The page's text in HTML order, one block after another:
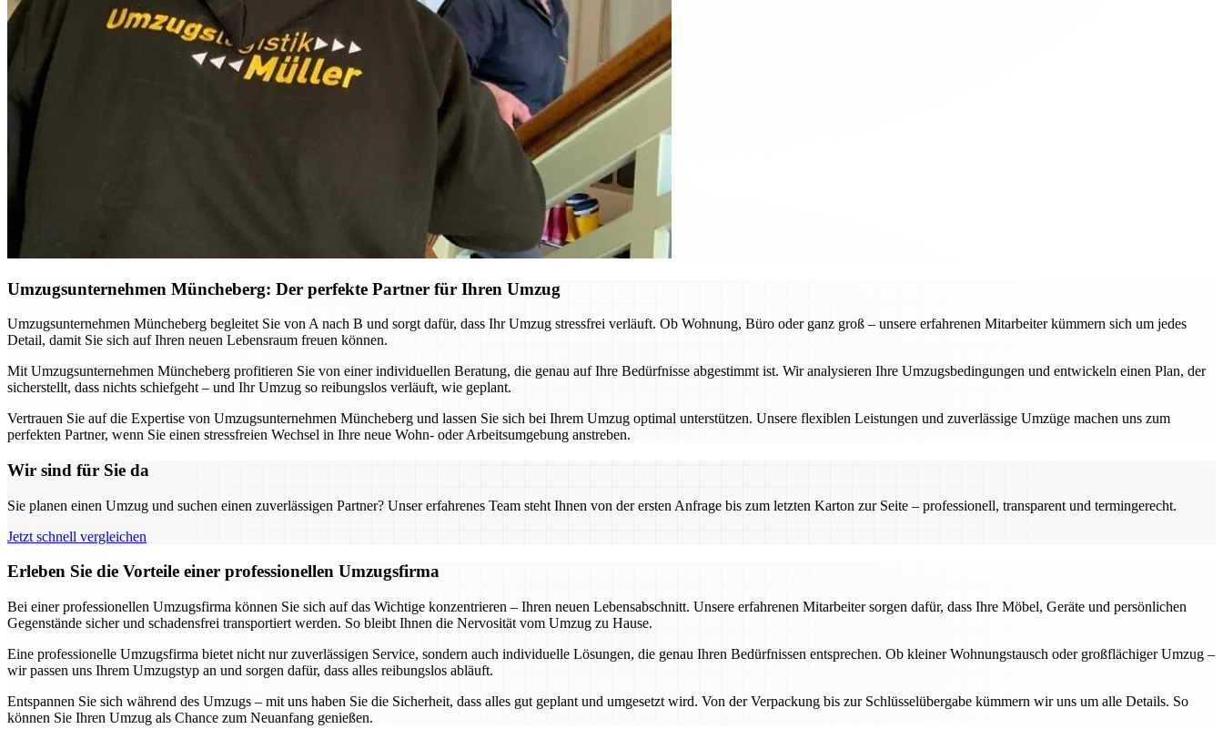
Umzugsunternehmen Müncheberg: Der perfekte Partner für Ihren Umzug
Umzugsunternehmen Müncheberg begleitet Sie von A nach B und sorgt dafür, dass Ihr Umzug stressfrei verläuft. Ob Wohnung, Büro oder ganz groß – unsere erfahrenen Mitarbeiter kümmern sich um jedes
Detail, damit Sie sich auf Ihren neuen Lebensraum freuen können.
Mit Umzugsunternehmen Müncheberg profitieren Sie von einer individuellen Beratung, die genau auf Ihre Bedürfnisse abgestimmt ist. Wir analysieren Ihre Umzugsbedingungen und entwickeln einen Plan, der
sicherstellt, dass nichts schiefgeht – und Ihr Umzug so reibungslos verläuft, wie geplant.
Vertrauen Sie auf die Expertise von Umzugsunternehmen Müncheberg und lassen Sie sich bei Ihrem Umzug optimal unterstützen. Unsere flexiblen Leistungen und zuverlässige Umzüge machen uns zum
perfekten Partner, wenn Sie einen stressfreien Wechsel in Ihre neue Wohn- oder Arbeitsumgebung anstreben.
Wir sind für Sie da
Sie planen einen Umzug und suchen einen zuverlässigen Partner? Unser erfahrenes Team steht Ihnen von der ersten Anfrage bis zum letzten Karton zur Seite – professionell, transparent und termingerecht.
Jetzt schnell vergleichen
Erleben Sie die Vorteile einer professionellen Umzugsfirma
Bei einer professionellen Umzugsfirma können Sie sich auf das Wichtige konzentrieren – Ihren neuen Lebensabschnitt. Unsere erfahrenen Mitarbeiter sorgen dafür, dass Ihre Möbel, Geräte und persönlichen
Gegenstände sicher und schadensfrei transportiert werden. So bleibt Ihnen die Nervosität vom Umzug zu Hause.
Eine professionelle Umzugsfirma bietet nicht nur zuverlässigen Service, sondern auch individuelle Lösungen, die genau Ihren Bedürfnissen entsprechen. Ob kleiner Wohnungstausch oder großflächiger Umzug –
wir passen uns Ihrem Umzugstyp an und sorgen dafür, dass alles reibungslos abläuft.
Entspannen Sie sich während des Umzugs – mit uns haben Sie die Sicherheit, dass alles gut geplant und umgesetzt wird. Von der Verpackung bis zur Schlüsselübergabe kümmern wir uns um alle Details. So
können Sie Ihren Umzug als Chance zum Neuanfang genießen.